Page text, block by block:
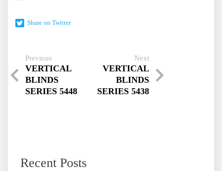
Share on Twitter
Previous
VERTICAL
BLINDS
SERIES 5448
Next
VERTICAL
BLINDS
SERIES 5438
Recent Posts